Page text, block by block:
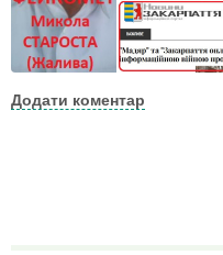
Додати коментар